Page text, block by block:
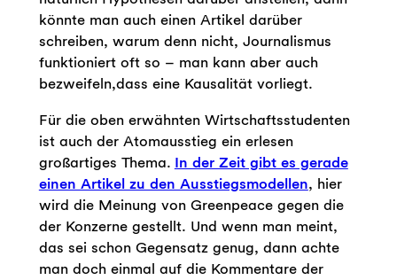
könnte man auch einen Artikel darüber
schreiben, warum denn nicht, Journalismus
funktioniert oft so – man kann aber auch
bezweifeln,dass eine Kausalität vorliegt.
Für die oben erwähnten Wirtschaftsstudenten
ist auch der Atomausstieg ein erlesen
großartiges Thema. In der Zeit gibt es gerade
einen Artikel zu den Ausstiegsmodellen, hier
wird die Meinung von Greenpeace gegen die
der Konzerne gestellt. Und wenn man meint,
das sei schon Gegensatz genug, dann achte
man doch einmal auf die Kommentare der